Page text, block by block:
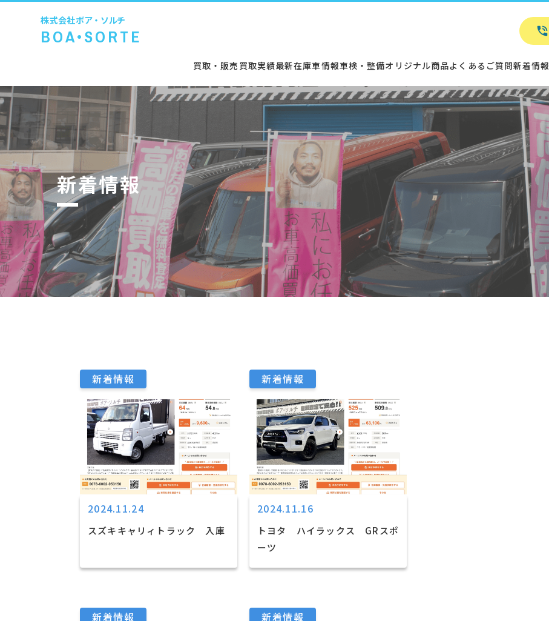
株式会社ボア・ソルチ
BOA•SORTE
買取・販売 買取実績最新在庫車情報車検・整備オリジナル商品よくあるご質問新着情報
新着情報
新着情報
2024.11.24
スズキキャリィトラック 入庫
新着情報
2024.11.16
トヨタ ハイラックス GRスポ
ーツ
新着情報 新着情報